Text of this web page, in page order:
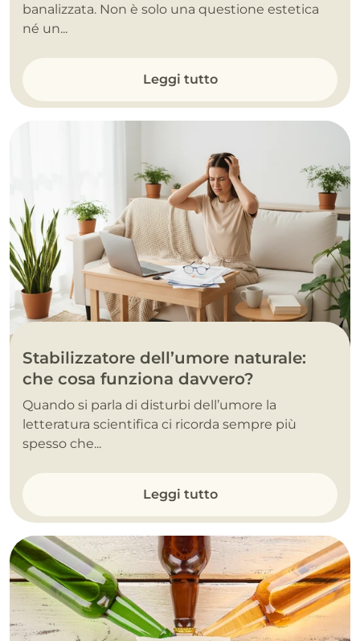
banalizzata. Non è solo una questione estetica
né un...
Leggi tutto
Stabilizzatore dell’umore naturale:
che cosa funziona davvero?
Quando si parla di disturbi dell’umore la
letteratura scientifica ci ricorda sempre più
spesso che...
Leggi tutto